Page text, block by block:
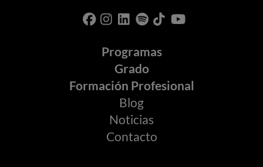
Programas
Grado
Formación Profesional
Blog
Noticias
Contacto